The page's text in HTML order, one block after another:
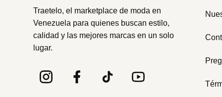
Traetelo, el marketplace de moda en
Venezuela para quienes buscan estilo,
calidad y las mejores marcas en un solo
lugar.